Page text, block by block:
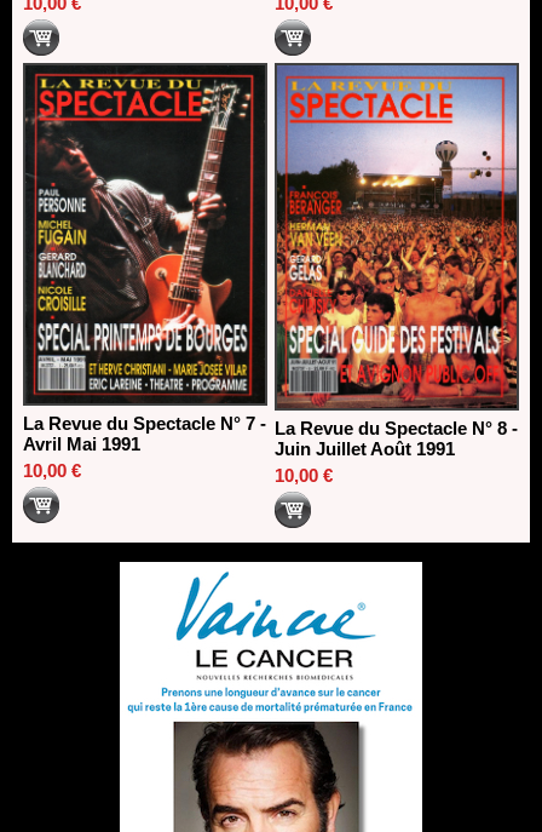
La Revue du Spectacle N° 7 -
Avril Mai 1991
10,00 €
La Revue du Spectacle N° 8 -
Juin Juillet Août 1991
10,00 €